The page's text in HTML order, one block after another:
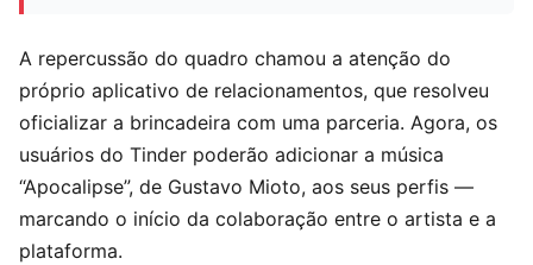
A repercussão do quadro chamou a atenção do
próprio aplicativo de relacionamentos, que resolveu
oficializar a brincadeira com uma parceria. Agora, os
usuários do Tinder poderão adicionar a música
“Apocalipse”, de Gustavo Mioto, aos seus perfis —
marcando o início da colaboração entre o artista e a
plataforma.